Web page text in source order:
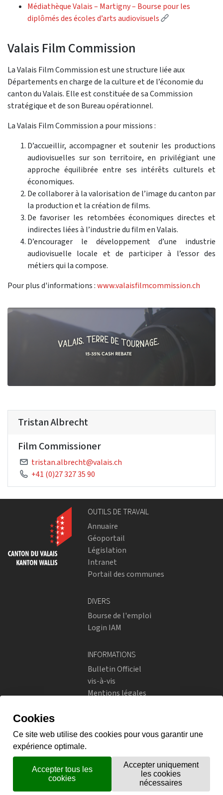
Médiathèque Valais – Martigny – Bourse pour les
diplômés des écoles d’arts audiovisuels
(External link)
Valais Film Commission
La Valais Film Commission est une structure liée aux
Départements en charge de la culture et de l’économie du
canton du Valais. Elle est constituée de sa Commission
stratégique et de son Bureau opérationnel.
La Valais Film Commission a pour missions :
D’accueillir, accompagner et soutenir les productions
audiovisuelles sur son territoire, en privilégiant une
approche équilibrée entre ses intérêts culturels et
économiques.
De collaborer à la valorisation de l’image du canton par
la production et la création de films.
De favoriser les retombées économiques directes et
indirectes liées à l’industrie du film en Valais.
D’encourager le développement d’une industrie
audiovisuelle locale et de participer à l’essor des
métiers qui la compose.
Pour plus d'informations :www.valaisfilmcommission.ch
Tristan Albrecht
Film Commissioner
tristan.albrecht@valais.ch
+41 (0)27 327 35 90
OUTILS DE TRAVAIL
Annuaire
Géoportail
Législation
Intranet
Portail des communes
DIVERS
Bourse de l'emploi
Login IAM
INFORMATIONS
Bulletin Officiel
vis-à-vis
Mentions légales
Instagram
flickr